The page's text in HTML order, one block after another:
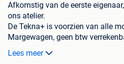
Afkomstig van de eerste
ons atelier.
De Tekna+ is voorzien van alle
Margewagen, geen btw
Ontdek hem in onze vestiging te
Uw contactpersoon:
Lees meer